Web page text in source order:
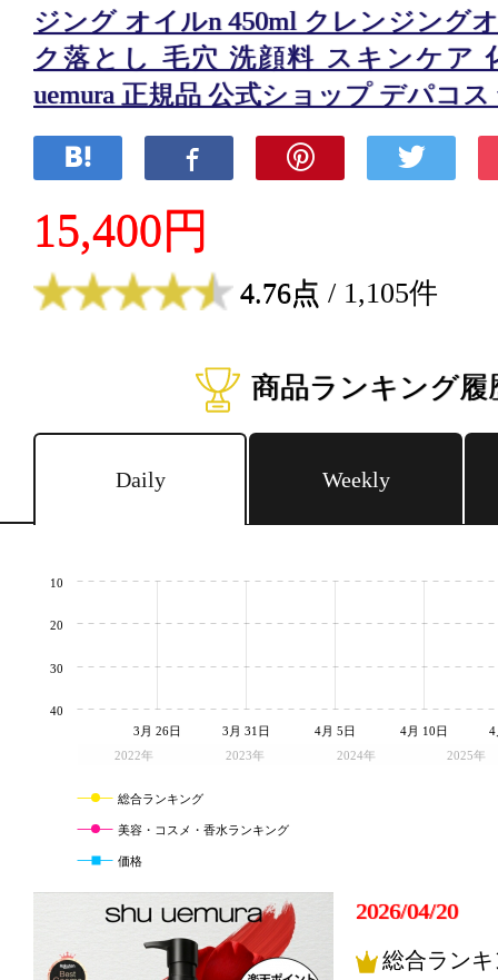
ジング オイルn 450ml クレンジング
ク落とし 毛穴 洗顔料 スキンケア
uemura 正規品 公式ショップ デパコス
15,400円
4.76点 / 1,105件
商品ランキング履
Daily Weekly
2022年 2023年 2024年 2025年
3月 26日 3月 31日 4月 5日 4月 10日 4
10
20
30
40
総合ランキング
美容・コスメ・香水ランキング
価格
2026/04/20
総合ラン